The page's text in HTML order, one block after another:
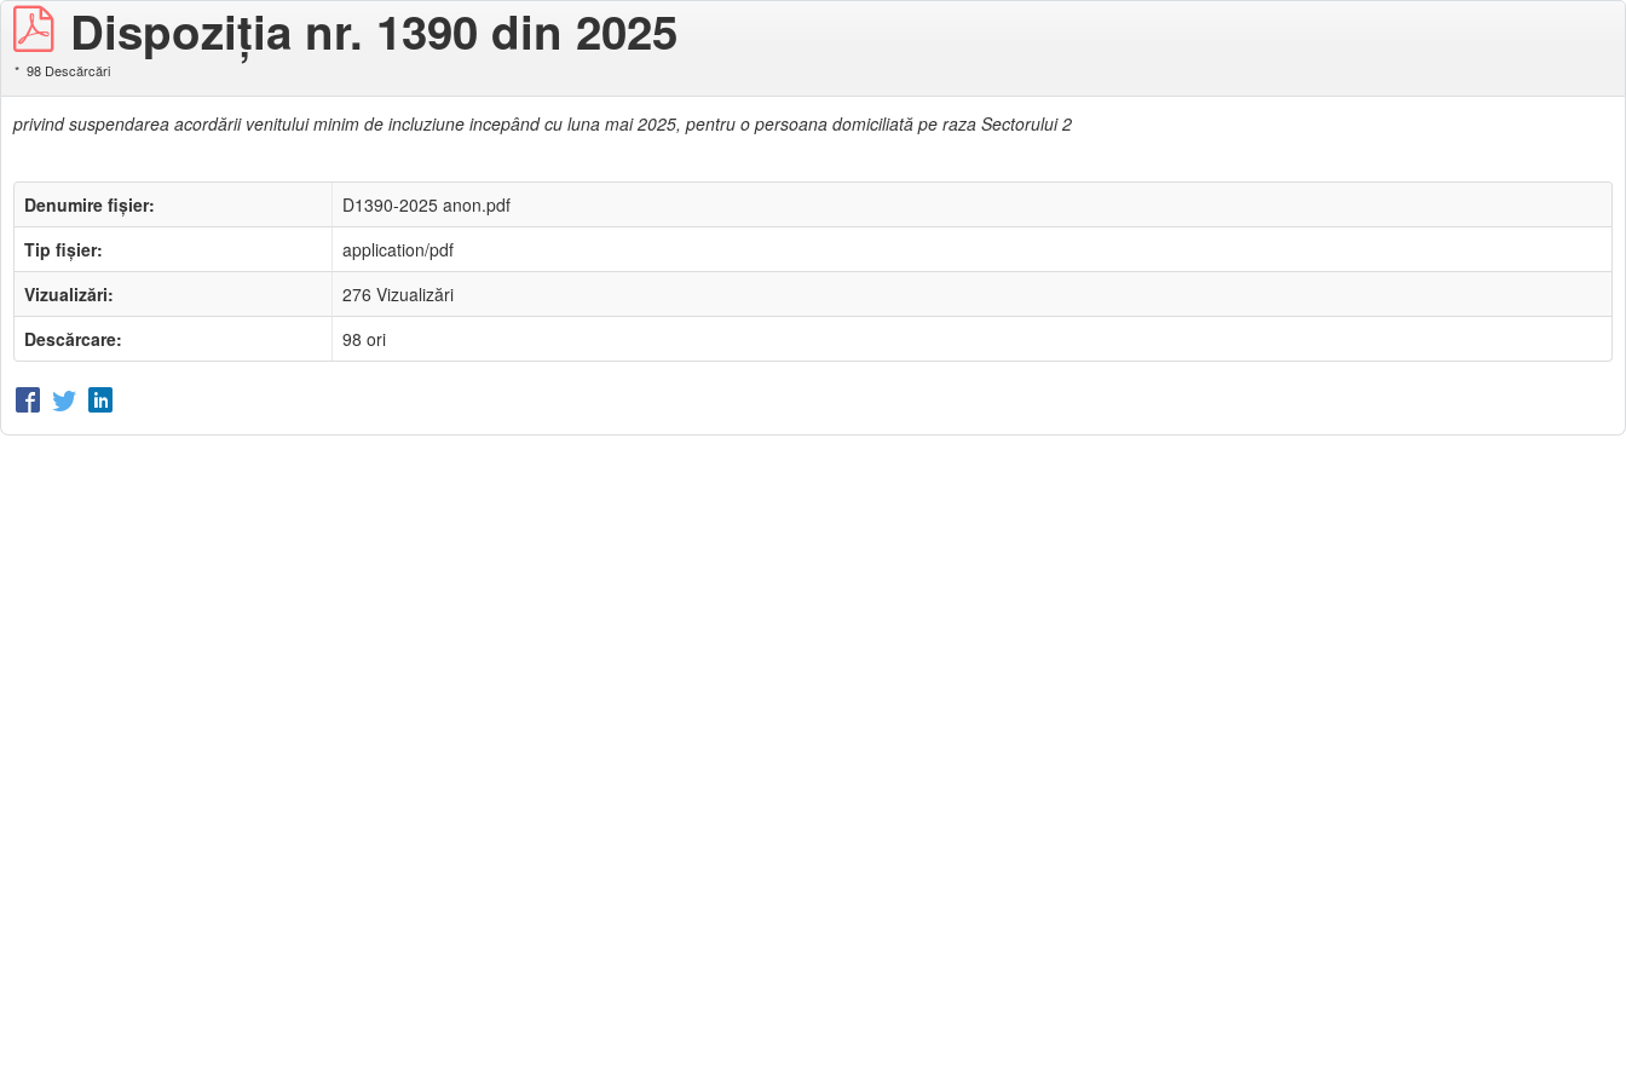
Dispoziţia nr. 1390 din 2025
98 Descărcări
privind suspendarea acordării venitului minim de incluziune incepând cu luna mai 2025, pentru o persoana domiciliată pe raza Sectorului 2
Denumire fișier:
D1390-2025 anon.pdf
Tip fișier:
application/pdf
Vizualizări:
276 Vizualizări
Descărcare:
98 ori